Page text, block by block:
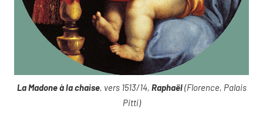
La Madone à la chaise, vers 1513/14, Raphaël(Florence, Palais
Pitti)